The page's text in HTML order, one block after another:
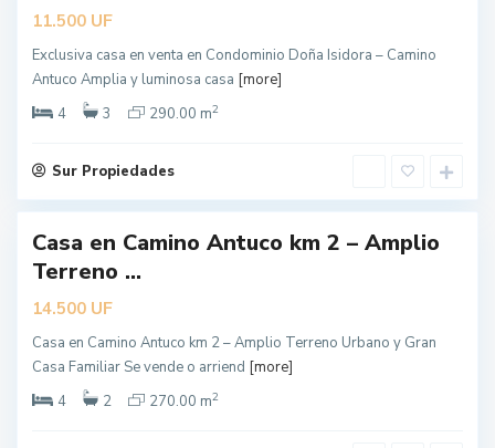
11.500 UF
Exclusiva casa en venta en Condominio Doña Isidora – Camino
Antuco Amplia y luminosa casa [more]
4
3 290.00 m2
Sur Propiedades
s
n
g
e
e
Casa en Camino Antuco km 2 – Amplio
Terreno ...
14.500 UF
Casa en Camino Antuco km 2 – Amplio Terreno Urbano y Gran
Casa Familiar Se vende o arriend [more]
4
2 270.00 m2